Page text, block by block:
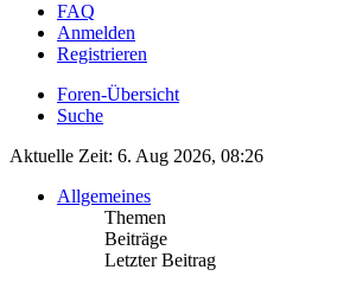
FAQ
Anmelden
Registrieren
Foren-Übersicht
Suche
Aktuelle Zeit: 6. Aug 2026, 08:26
Allgemeines
Themen
Beiträge
Letzter Beitrag